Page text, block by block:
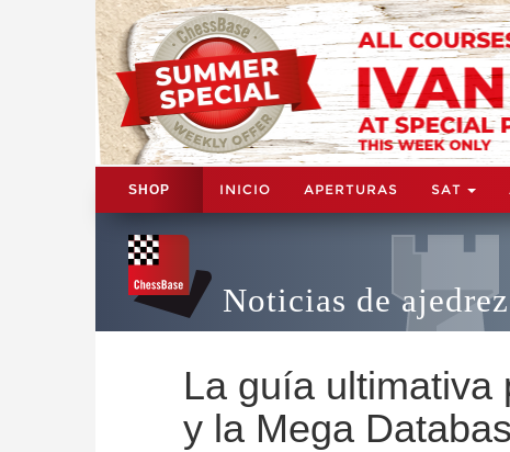
SHOP INICIO APERTURAS SAT
Noticias de ajedrez
La guía ultimativa
y la Mega